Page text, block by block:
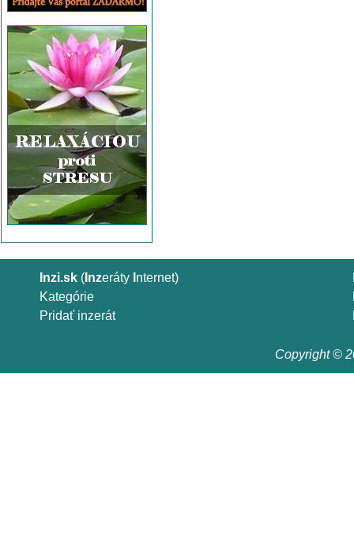
Inzi.sk ( Inzeráty nternet)
Kategórie
Pridať inzerát
Copyright ©